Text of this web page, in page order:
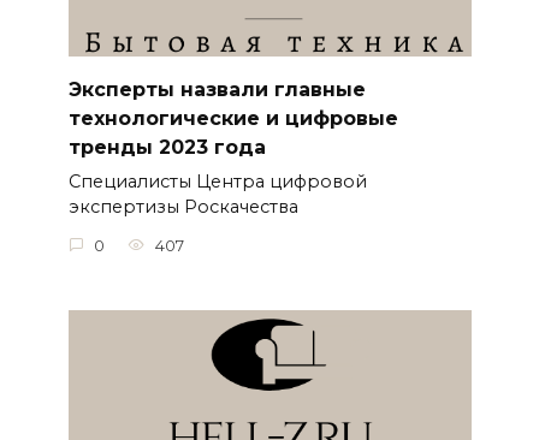
Эксперты назвали главные
технологические и цифровые
тренды 2023 года
Специалисты Центра цифровой
экспертизы Роскачества
0 407